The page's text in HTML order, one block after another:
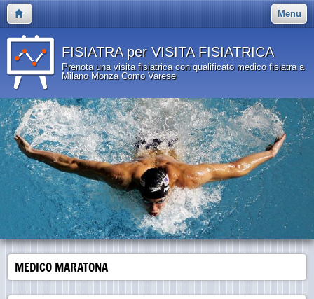
Menu
FISIATRA per VISITA FISIATRICA
Prenota una visita fisiatrica con qualificato medico fisiatra a
Milano Monza Como Varese
MEDICO MARATONA